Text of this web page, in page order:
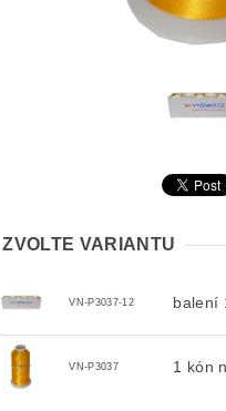
ZVOLTE VARIANTU
VN-P3037-12 balení
VN-P3037 1 kón